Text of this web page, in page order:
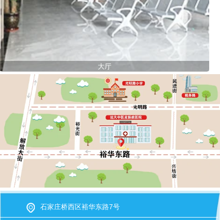
大厅
石家庄桥西区裕华东路7号